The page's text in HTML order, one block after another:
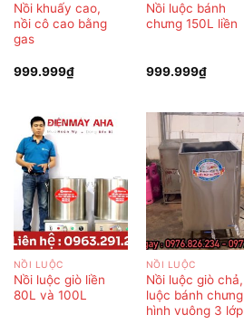
Nồi khuấy cao,
nồi cô cao bằng
gas
999.999₫
Nồi luộc bánh
chưng 150L liền
999.999₫
NỒI LUỘC
Nồi luộc giò liền
80L và 100L
NỒI LUỘC
Nồi luộc giò chả,
luộc bánh chưng
hình vuông 3 lớp